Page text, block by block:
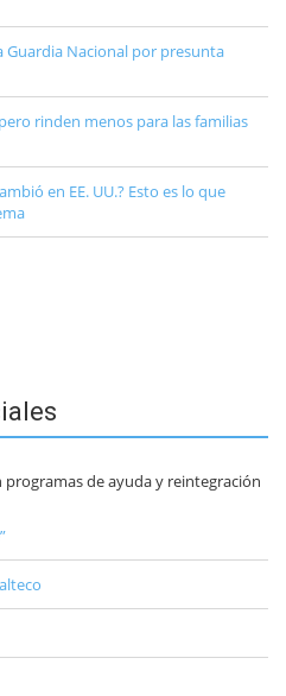
Guardia Nacional por presunta
rinden menos para las familias
en EE. UU.? Esto es lo que
de ayuda y reintegración